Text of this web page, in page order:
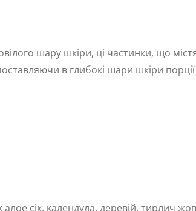
шару шкіри, ці частинки, що
в глибокі шари шкіри
сік, календула, деревій, тирлич